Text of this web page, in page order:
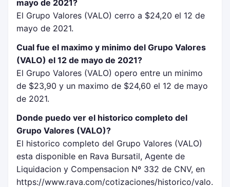
mayo de 2021?
El Grupo Valores (VALO) cerro a $24,20 el 12 de
mayo de 2021.
Cual fue el maximo y minimo del Grupo Valores
(VALO) el 12 de mayo de 2021?
El Grupo Valores (VALO) opero entre un minimo
de $23,90 y un maximo de $24,60 el 12 de mayo
de 2021.
Donde puedo ver el historico completo del
Grupo Valores (VALO)?
El historico completo del Grupo Valores (VALO)
esta disponible en Rava Bursatil, Agente de
Liquidacion y Compensacion Nº 332 de CNV, en
https://www.rava.com/cotizaciones/historico/valo.